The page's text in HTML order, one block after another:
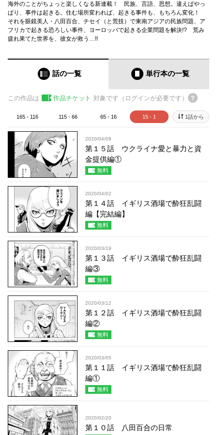
海外のことがちょっと楽しくなる新連載！ 民族、言語、思想。違えばやっ
ぱり、事件は起きる。住む場所変われば、起きる事件も、もちろん変化！
それを眼鏡美人・八田百合、チセイ（と荒技）で東南アジアの民族問題、ア
フリカで起きる恐ろしい事件、ヨーロッパで起きる企業問題を解決!? 荒み
疲れ果てた世界を、彼女が救う…!!
話の一覧 単行本の一覧
この作品は 作品チケット 対象です（ログインが必要です）
165 - 116 115 - 66 65 - 16 15 - 1 1話から
2020/04/09
第１５話 ウクライナ愛と暴力と資
金提供編①
無料
2020/04/02
第１４話 イギリス酒場で酔狂乱闘
編【完結編】
無料
2020/03/19
第１３話 イギリス酒場で酔狂乱闘
編③
無料
2020/03/12
第１２話 イギリス酒場で酔狂乱闘
編②
無料
2020/03/05
第１１話 イギリス酒場で酔狂乱闘
編①
無料
2020/02/20
第１０話 八田百合の日常